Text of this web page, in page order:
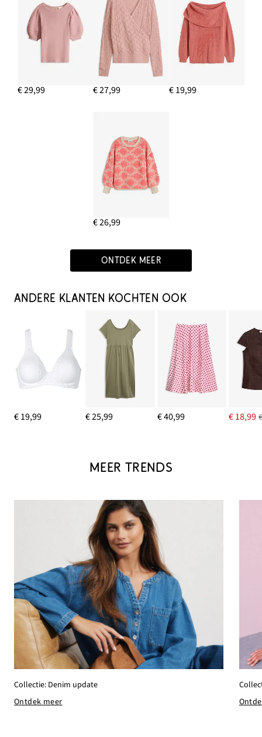
€ 29,99 € 27,99 € 19,99
€ 26,99
ONTDEK MEER
ANDERE KLANTEN KOCHTEN OOK
€ 19,99 € 25,99 € 40,99 € 18,99
MEER TRENDS
Collectie: Denim update
Ontdek meer